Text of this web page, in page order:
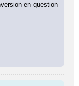
en question